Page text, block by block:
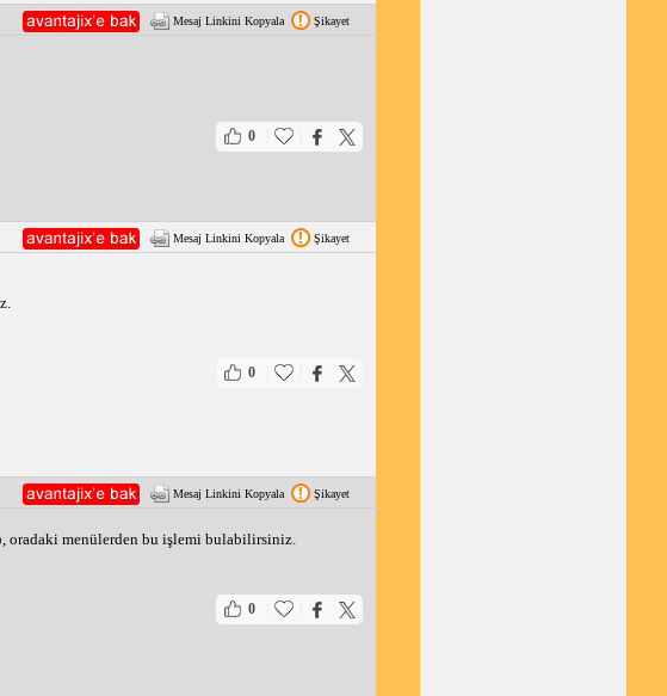
Mesaj Linkini Kopyala Şikayet
0
Mesaj Linkini Kopyala Şikayet
0
Mesaj Linkini Kopyala Şikayet
oradaki menülerden bu işlemi bulabilirsiniz.
0